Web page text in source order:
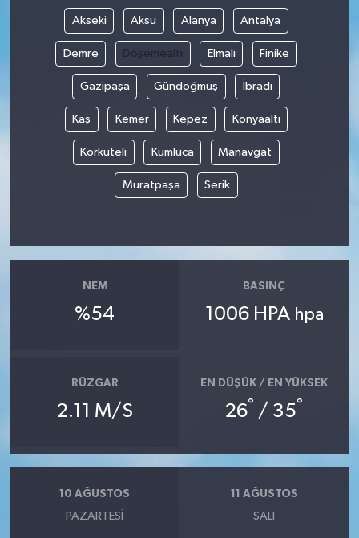
Akseki Aksu Alanya Antalya
Demre Döşemealtı Elmalı Finike
Gazipaşa Gündoğmuş İbradı
Kaş Kemer Kepez Konyaaltı
Korkuteli Kumluca Manavgat
Muratpaşa Serik
NEM
%54
BASINÇ
1006 HPA hpa
RÜZGAR
2.11 M/S
EN DÜŞÜK / EN YÜKSEK
26° / 35°
10 AĞUSTOS
PAZARTESI
11 AĞUSTOS
SALI